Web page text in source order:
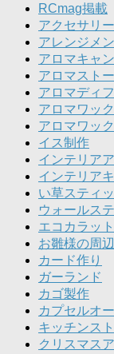
RCmag掲載
アクセサリー
アレンジメ
アロマキャ
アロマスト
アロマディ
アロマワッ
アロマワッ
イス制作
インテリア
インテリア
い草スティ
ウォールス
エコカラット
お雛様の周
カード作り
ガーランド
カゴ製作
カプセルオ
キッチンス
クリスマス